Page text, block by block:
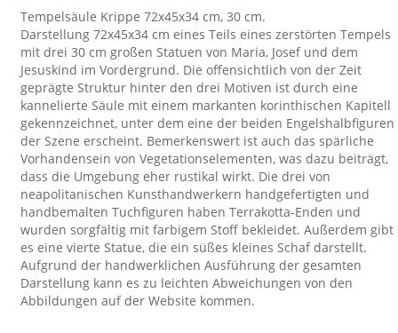
Tempelsäule Krippe 72x45x34 cm, 30 cm.
Darstellung 72x45x34 cm eines Teils eines zerstörten Tempels
mit drei 30 cm großen Statuen von Maria, Josef und dem
Jesuskind im Vordergrund. Die offensichtlich von der Zeit
geprägte Struktur hinter den drei Motiven ist durch eine
kannelierte Säule mit einem markanten korinthischen Kapitell
gekennzeichnet, unter dem eine der beiden Engelshalbfiguren
der Szene erscheint. Bemerkenswert ist auch das spärliche
Vorhandensein von Vegetationselementen, was dazu beiträgt,
dass die Umgebung eher rustikal wirkt. Die drei von
neapolitanischen Kunsthandwerkern handgefertigten und
handbemalten Tuchfiguren haben Terrakotta-Enden und
wurden sorgfältig mit farbigem Stoff bekleidet. Außerdem gibt
es eine vierte Statue, die ein süßes kleines Schaf darstellt.
Aufgrund der handwerklichen Ausführung der gesamten
Darstellung kann es zu leichten Abweichungen von den
Abbildungen auf der Website kommen.